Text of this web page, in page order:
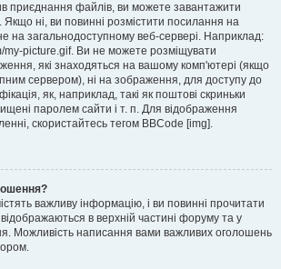
приєднання файлів, ви можете завантажити
ні, ви повинні розмістити посилання на
на загальнодоступному веб-сервері. Наприклад:
my-picture.gif. Ви не можете розміщувати
які знаходяться на вашому комп'ютері (якщо
сервером), ні на зображення, для доступу до
як, наприклад, такі як поштові скриньки
паролем сайти і т. п. Для відображення
скористайтесь тегом BBCode [img].
важливу інформацію, і ви повинні прочитати
в верхній частині форуму та у
Можливість написання вами важливих оголошень